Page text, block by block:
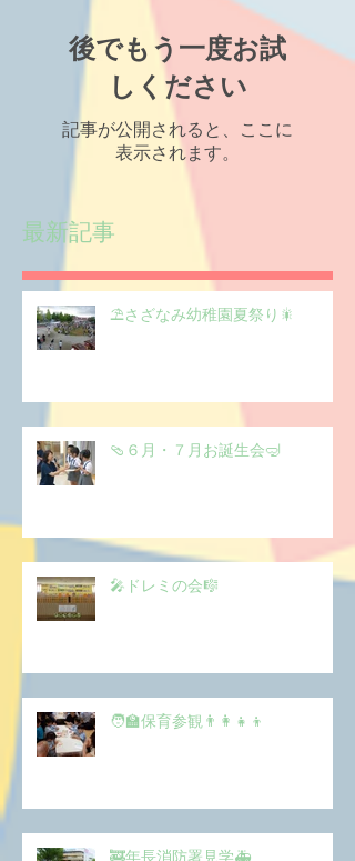
後でもう一度お試
しください
記事が公開されると、ここに
表示されます。
最新記事
⛱️さざなみ幼稚園夏祭り🎇
🩴６月・７月お誕生会🤿
🎤ドレミの会🎼
🧑‍🏫保育参観👨‍👩‍👧‍👦
🚒年長消防署見学🚑